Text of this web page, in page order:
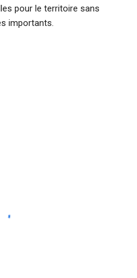
pour le territoire sans
importants.